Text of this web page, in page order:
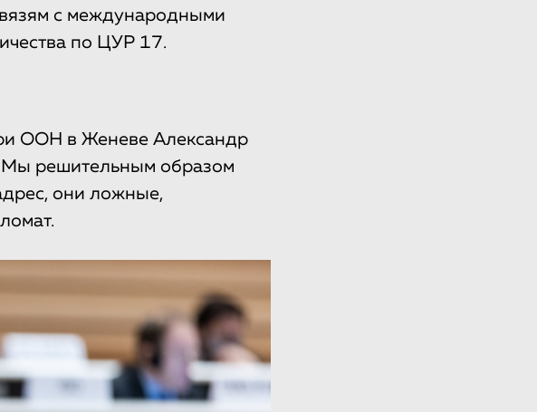
с международными
по ЦУР 17.
ООН в Женеве Александр
решительным образом
они ложные,